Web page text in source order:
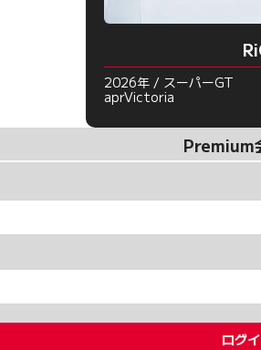
2026年 / スーパーGT
aprVictoria
Premium
ログ